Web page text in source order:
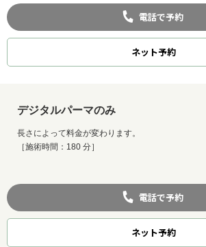
電話で予約
ネット予約
デジタルパーマのみ
長さによって料金が変わります。
［施術時間：180 分］
電話で予約
ネット予約